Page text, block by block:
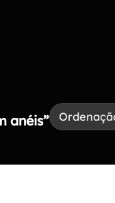
anéis”